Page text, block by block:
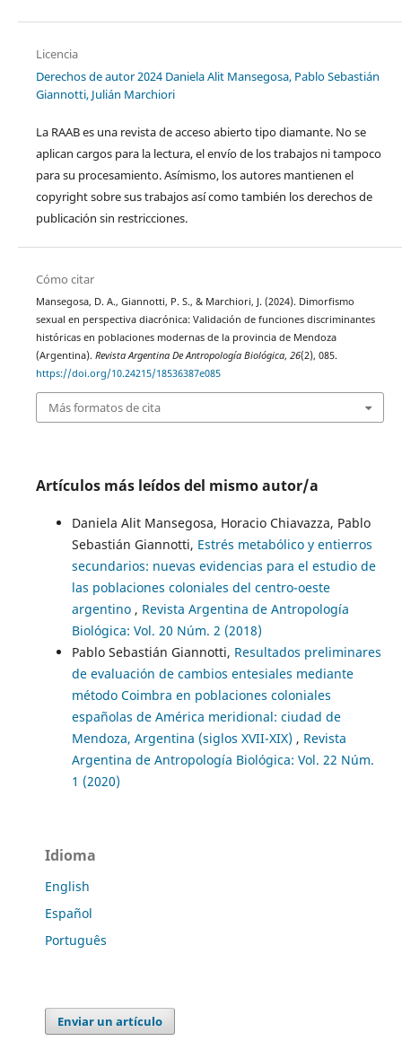
Licencia
Derechos de autor 2024 Daniela Alit Mansegosa, Pablo Sebastián
Giannotti, Julián Marchiori
La RAAB es una revista de acceso abierto tipo diamante. No se
aplican cargos para la lectura, el envío de los trabajos ni tampoco
para su procesamiento. Asímismo, los autores mantienen el
copyright sobre sus trabajos así como también los derechos de
publicación sin restricciones.
Cómo citar
Mansegosa, D. A., Giannotti, P. S., & Marchiori, J. (2024). Dimorfismo
sexual en perspectiva diacrónica: Validación de funciones discriminantes
históricas en poblaciones modernas de la provincia de Mendoza
(Argentina). Revista Argentina De Antropología Biológica, 26(2), 085.
https://doi.org/10.24215/18536387e085
Más formatos de cita
Artículos más leídos del mismo autor/a
Daniela Alit Mansegosa, Horacio Chiavazza, Pablo
Sebastián Giannotti, Estrés metabólico y entierros
secundarios: nuevas evidencias para el estudio de
las poblaciones coloniales del centro-oeste
argentino , Revista Argentina de Antropología
Biológica: Vol. 20 Núm. 2 (2018)
Pablo Sebastián Giannotti, Resultados preliminares
de evaluación de cambios entesiales mediante
método Coimbra en poblaciones coloniales
españolas de América meridional: ciudad de
Mendoza, Argentina (siglos XVII-XIX) , Revista
Argentina de Antropología Biológica: Vol. 22 Núm.
1 (2020)
Idioma
English
Español
Português
Enviar un artículo